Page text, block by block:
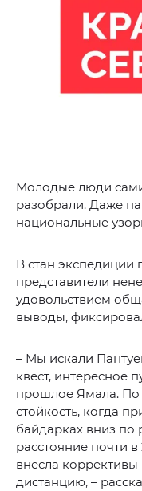
Молодые люди
разобрали. Даже
национальные
В стан экспедиции
представители
удовольствием
выводы,
– Мы искали
квест, интересное
прошлое Ямала.
стойкость, когда
байдарках вниз
расстояние почти
внесла
дистанцию, –